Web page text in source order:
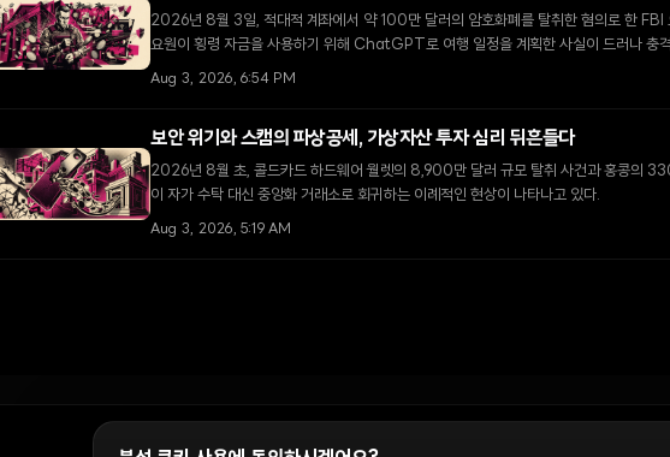
2026년 8월 3일, 적대적 계좌에서 약 100만 달러의 암호화폐를 탈취한 혐의로 한 FBI
요원이 횡령 자금을 사용하기 위해 ChatGPT로 여행 일정을 계획한 사실이 드러나 충
Aug 3, 2026, 6:54 PM
보안 위기와 스캠의 파상공세, 가상자산 투자 심리 뒤흔들다
2026년 8월 초, 콜드카드 하드웨어 월렛의 8,900만 달러 규모 탈취 사건과 홍콩의
이 자가 수탁 대신 중앙화 거래소로 회귀하는 이례적인 현상이 나타나고 있다.
Aug 3, 2026, 5:19 AM